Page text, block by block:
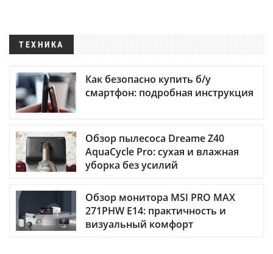
ТЕХНИКА
Как безопасно купить б/у
смартфон: подробная инструкция
Обзор пылесоса Dreame Z40
AquaCycle Pro: сухая и влажная
уборка без усилий
Обзор монитора MSI PRO MAX
271PHW E14: практичность и
визуальный комфорт